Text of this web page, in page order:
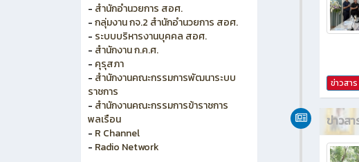
- กระทรวงศึกษาธิการ
- สำนักงานคณะกรรมการการอาชีวศึกษา
- สำนักอำนวยการ สอศ.
- กลุ่มงาน กจ.2 สำนักอำนวยการ สอศ.
-ระบบบริหารงานบุคคล สอศ.
- สำนักงาน ก.ค.ศ.
-คุรุสภา
- สำนักงานคณะกรรมการพัฒนาระบบ
ราชการ
ข่าวสา